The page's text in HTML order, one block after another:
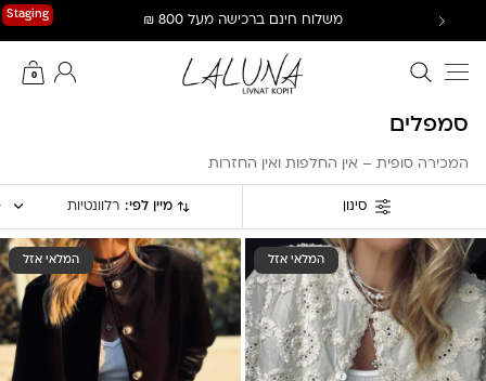
Staging משלוח חינם ברכישה מעל 800 ₪
חיפוש באתר
0
החשבון שלי
סמפלים
המכירה סופית – אין החלפות ואין החזרות
סינון מיין לפי: רלוונטיות
המלאי אזל המלאי אזל